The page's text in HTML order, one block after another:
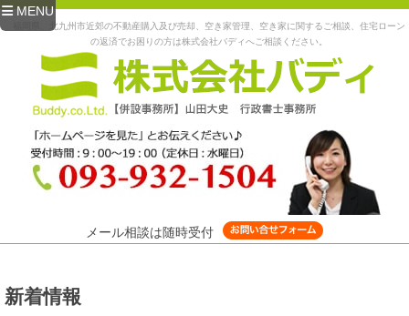
MENU
福岡県、北九州市近郊の不動産購入及び売却、空き家管理、空き家に関するご相談、住宅ローン
の返済でお困りの方は株式会社バディへご相談ください。
メール相談は随時受付
新着情報